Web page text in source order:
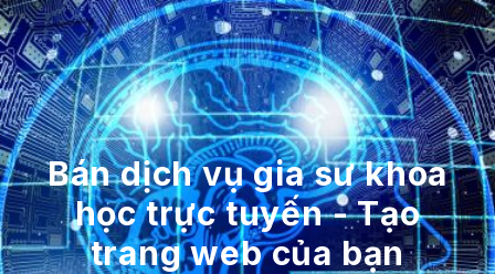
Bán dịch vụ gia sư khoa
học trực tuyến - Tạo
trang web của bạn